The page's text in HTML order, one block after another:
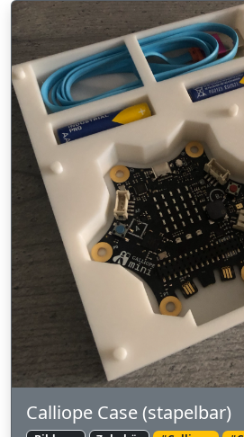
Calliope Case (stapelbar)